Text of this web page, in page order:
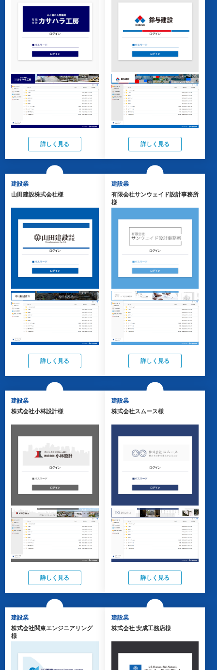
詳しく見る 詳しく見る
建設業
山田建設株式会社様
詳しく見る
建設業
有限会社サンウェイド設計事務所
様
詳しく見る
建設業
株式会社小林設計様
詳しく見る
建設業
株式会社スムース様
詳しく見る
建設業
株式会社関東エンジニアリング
様
建設業
株式会社 安成工務店様